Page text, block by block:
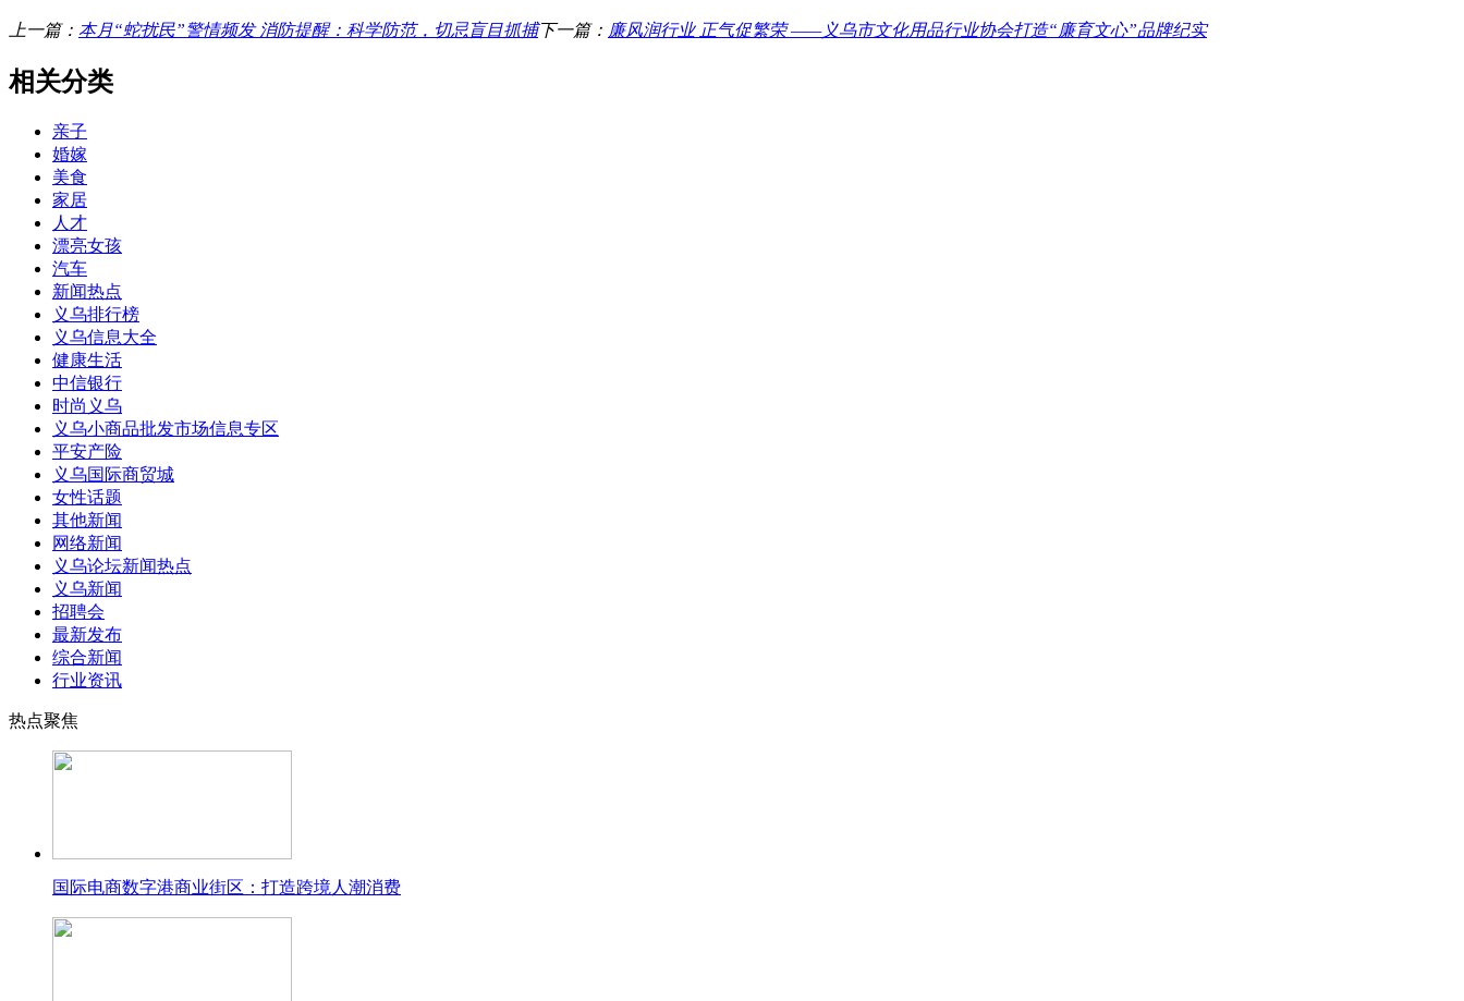
上一篇： 本月“蛇扰民”警情频发 消防提醒：科学防范，切忌盲目抓捕下一篇： 廉风润行业 正气促繁荣 ——义乌市文化用品行业协会打造“廉育文心”品牌纪实
相关分类
亲子
婚嫁
美食
家居
人才
漂亮女孩
汽车
新闻热点
义乌排行榜
义乌信息大全
健康生活
中信银行
时尚义乌
义乌小商品批发市场信息专区
平安产险
义乌国际商贸城
女性话题
其他新闻
网络新闻
义乌论坛新闻热点
义乌新闻
招聘会
最新发布
综合新闻
行业资讯
热点聚焦
国际电商数字港商业街区：打造跨境人潮消费